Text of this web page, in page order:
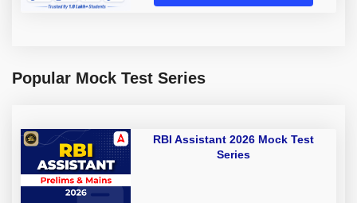
Popular Mock Test Series
RBI Assistant 2026 Mock Test
Series